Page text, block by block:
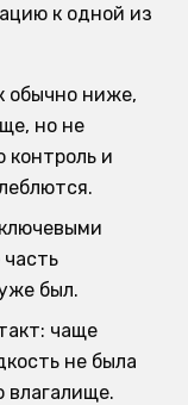
к одной из
обычно ниже,
но не
контроль и
был.
чаще
не была
влагалище.